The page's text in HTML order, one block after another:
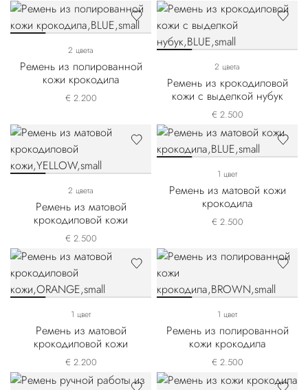
2 цвета
Ремень из полированной
кожи крокодила
€ 2.200
2 цвета
Ремень из крокодиловой
кожи с выделкой нубук
€ 2.500
2 цвета
Ремень из матовой
крокодиловой кожи
€ 2.500
1 цвет
Ремень из матовой кожи
крокодила
€ 2.500
1 цвет
Ремень из матовой
крокодиловой кожи
€ 2.200
1 цвет
Ремень из полированной
кожи крокодила
€ 2.500